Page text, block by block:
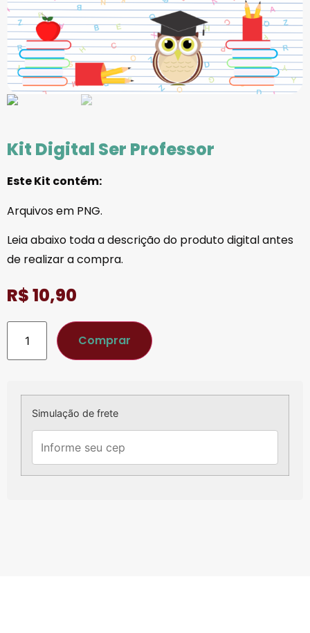
Kit Digital Ser Professor
Este Kit contém:
Arquivos em PNG.
Leia abaixo toda a descrição do produto digital antes
de realizar a compra.
R$10,90
Comprar
Simulação de frete